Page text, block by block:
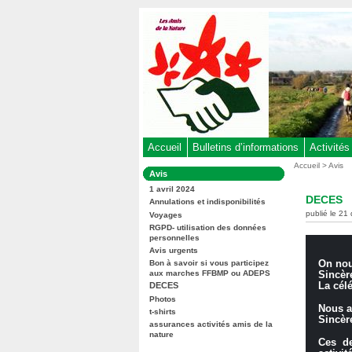
Accueil Bulletins d’informations Activités
Dans
la
rubrique
:
Avis
1 avril 2024
Annulations et indisponibilités
Voyages
RGPD- utilisation des données
personnelles
Avis urgents
Bon à savoir si vous participez
aux marches FFBMP ou ADEPS
DECES
Photos
t-shirts
assurances activités amis de la
nature
Vous
Accueil >Avis
DECES
publié le 21
On
La
Nous
Ces